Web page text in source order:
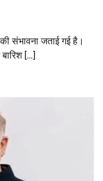
संभावना जताई गई है।
[…]